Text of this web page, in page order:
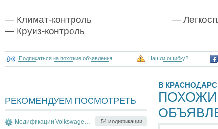
— Климат-контроль
— Круиз-контроль
—
Подписаться на похожие объявления Нашли ошибку?
РЕКОМЕНДУЕМ ПОСМОТРЕТЬ
54 модификации
Модификации Volkswagen Caddy
В